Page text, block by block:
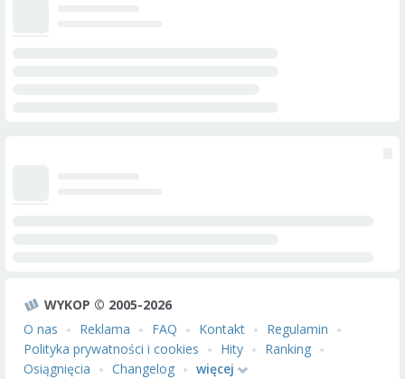
WYKOP © 2005-2026
O nas
Reklama FAQ Kontakt
Regulamin
Polityka prywatności i cookies
Hity
Ranking
Osiągnięcia
Changelog więcej